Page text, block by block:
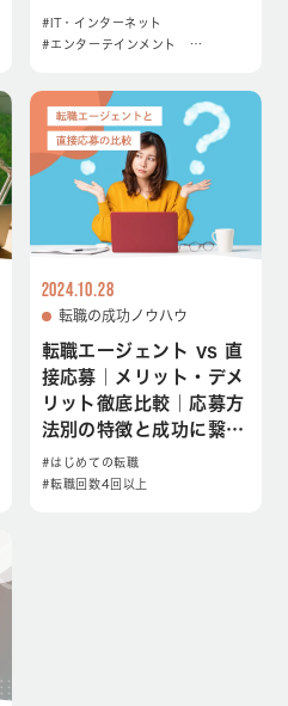
#IT・インターネット
#エンターテインメント
…
2024.10.28
転職の成功ノウハウ
転職エージェント vs 直
接応募｜メリット・デメ
リット徹底比較｜応募方
法別の特徴と成功に繋が
る選び方
#はじめての転職
#転職回数4回以上